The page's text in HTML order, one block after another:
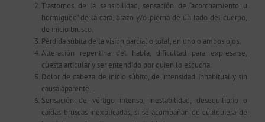
Trastornos de la sensibilidad, sensación de “acorchamiento u
hormigueo” de la cara, brazo y/o pierna de un lado del cuerpo,
de inicio brusco.
Pérdida súbita de la visión parcial o total, en uno o ambos ojos.
Alteración repentina del habla, dificultad para expresarse,
cuesta articular y ser entendido por quien lo escucha.
Dolor de cabeza de inicio súbito, de intensidad inhabitual y sin
causa aparente.
Sensación de vértigo intenso, inestabilidad, desequilibrio o
caídas bruscas inexplicadas, si se acompañan de cualquiera de